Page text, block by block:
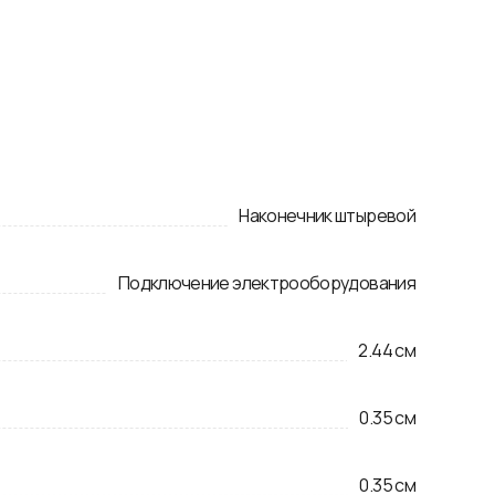
Наконечник штыревой
Подключение электрооборудования
2.44см
0.35см
0.35см